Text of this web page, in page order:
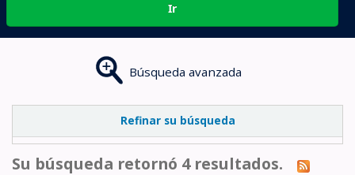
Ir
Búsqueda avanzada
Refinar su búsqueda
Su búsqueda retornó 4 resultados.